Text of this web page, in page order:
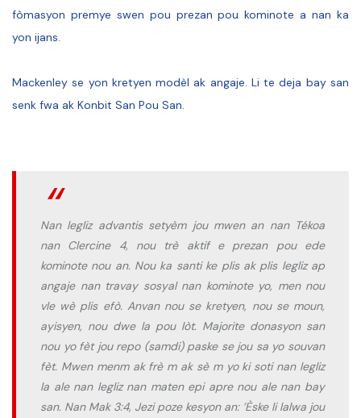
fòmasyon premye swen pou prezan pou kominote a nan ka
yon ijans.
Mackenley se yon kretyen modèl ak angaje. Li te deja bay san
senk fwa ak Konbit San Pou San.
Nan legliz advantis setyèm jou mwen an nan Tékoa
nan Clercine 4, nou trè aktif e prezan pou ede
kominote nou an. Nou ka santi ke plis ak plis legliz ap
angaje nan travay sosyal nan kominote yo, men nou
vle wè plis efò. Anvan nou se kretyen, nou se moun,
ayisyen, nou dwe la pou lòt. Majorite donasyon san
nou yo fèt jou repo (samdi) paske se jou sa yo souvan
fèt. Mwen menm ak frè m ak sè m yo ki soti nan legliz
la ale nan legliz nan maten epi apre nou ale nan bay
san. Nan Mak 3:4, Jezi poze kesyon an: ’Èske li lalwa jou